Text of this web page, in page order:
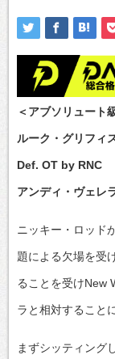
＜アブソリュート
ルーク・グリフィ
Def. OT by RNC
アンディ・ヴェレ
ニッキー・ロッド
題による欠場を受
ることを受けNew
ラと相対することに
まずシッティング